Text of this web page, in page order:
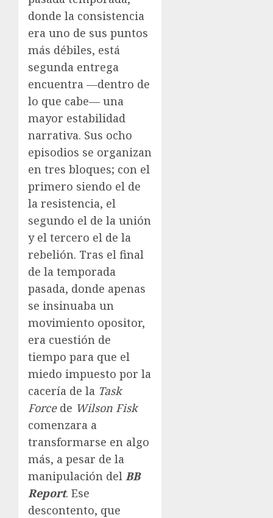
donde la consistencia
era uno de sus puntos
más débiles, está
segunda entrega
encuentra —dentro de
lo que cabe— una
mayor estabilidad
narrativa. Sus ocho
episodios se organizan
en tres bloques; con el
primero siendo el de
la resistencia, el
segundo el de la unión
y el tercero el de la
rebelión. Tras el final
de la temporada
pasada, donde apenas
se insinuaba un
movimiento opositor,
era cuestión de
tiempo para que el
miedo impuesto por la
cacería de la Task
Forcede Wilson Fisk
comenzara a
transformarse en algo
más, a pesar de la
manipulación del BB
Report. Ese
descontento, que